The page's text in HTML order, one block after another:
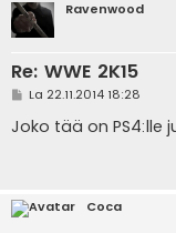
Ravenwood
Re: WWE 2K15
V
e
s
La 22.11.2014 18:28
Joko tää on PS4:lle
Coca